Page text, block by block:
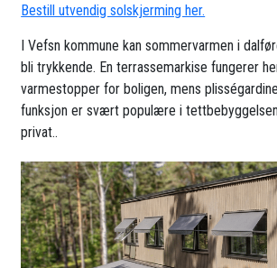
Bestill utvendig solskjerming her.
I Vefsn kommune kan sommervarmen i
bli trykkende. En terrassemarkise fungerer
varmestopper for boligen, mens
funksjon er svært populære i
privat..